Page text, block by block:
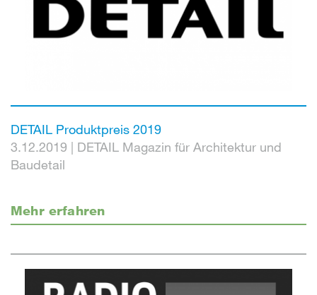
DETAIL Produktpreis 2019
3.12.2019 | DETAIL Magazin für Architektur und
Baudetail
Mehr erfahren